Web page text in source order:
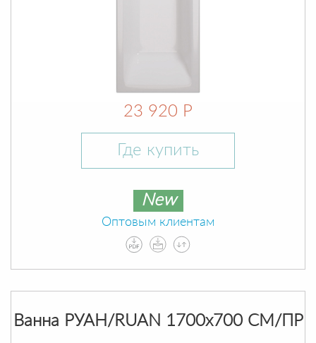
23 920 Р
Где купить
New
Оптовым клиентам
Ванна РУАН/RUAN 1700х700 СМ/ПР